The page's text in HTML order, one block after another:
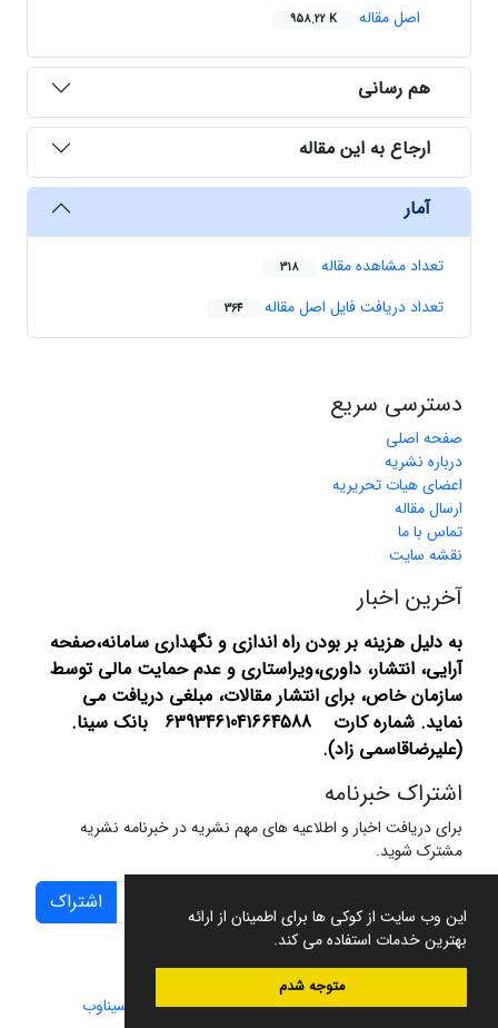
این وب سایت از کوکی ها برای اطمینان از ارائه
بهترین خدمات استفاده می کند.
متوجه شدم
اصل مقاله
958.22 K
هم رسانی
ارجاع به این مقاله
آمار
تعداد مشاهده مقاله 318
تعداد دریافت فایل اصل مقاله 364
دسترسی سریع
صفحه اصلی
درباره نشریه
اعضای هیات تحریریه
ارسال مقاله
تماس با ما
نقشه سایت
آخرین اخبار
به دلیل هزینه بر بودن راه اندازی و نگهداری سامانه،صفحه
آرایی، انتشار، داوری،ویراستاری و عدم حمایت مالی توسط
سازمان خاص، برای انتشار مقالات، مبلغی دریافت می
نماید.
شماره کارت 6393461041664588 بانک سینا.
(علیرضاقاسمی زاد).
اشتراک خبرنامه
برای دریافت اخبار و اطلاعیه های مهم نشریه در خبرنامه نشریه
مشترک شوید.
اشتراک
سامانه مدیریت نشریات علمی.طراحی و پیاده سازی از سیناوب